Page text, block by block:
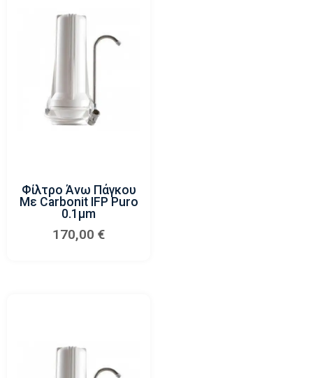
Φίλτρο Άνω Πάγκου
Με Carbonit IFP Puro
0.1μm
170,00€